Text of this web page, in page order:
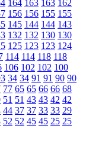
164 163 163 162
156 156 155 155
145 144 144 143
132 132 130 130
125 123 123 124
114 114 118 118
106 102 102 100
34 34 91 91 90 90
77 65 65 66 66 68
51 51 43 43 42 42
44 37 37 33 33 29
52 52 45 45 25 25